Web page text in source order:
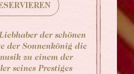
der schönen
der Sonnenkönig die
zu einem der
seines Prestiges